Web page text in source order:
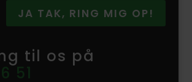
til os på
51